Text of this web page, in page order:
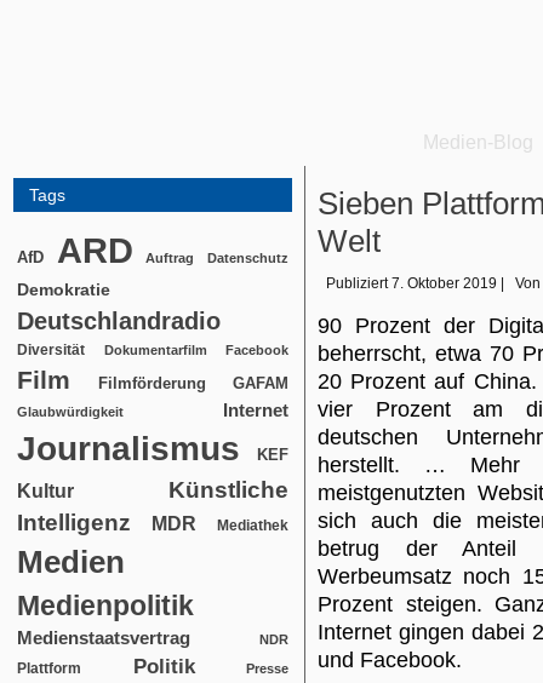
Medien-Blog
Tags
AfD ARD Auftrag Datenschutz
Demokratie
Deutschlandradio
Diversität Dokumentarfilm Facebook
Film Filmförderung GAFAM
Glaubwürdigkeit Internet
Journalismus KEF
Kultur
Künstliche
Intelligenz
MDR Mediathek
Medien
Medienpolitik
Medienstaatsvertrag NDR
Plattform Politik Presse
Sieben
Welt
Publiziert 7. Oktober 2019 Von
90 Prozent der
beherrscht, etwa 70
20 Prozent auf
vier Prozent am
deutschen
herstellt. … Mehr
meistgenutzten
sich auch die
betrug der Anteil
Werbeumsatz noch
Prozent steigen.
Internet gingen dabei
und Facebook.